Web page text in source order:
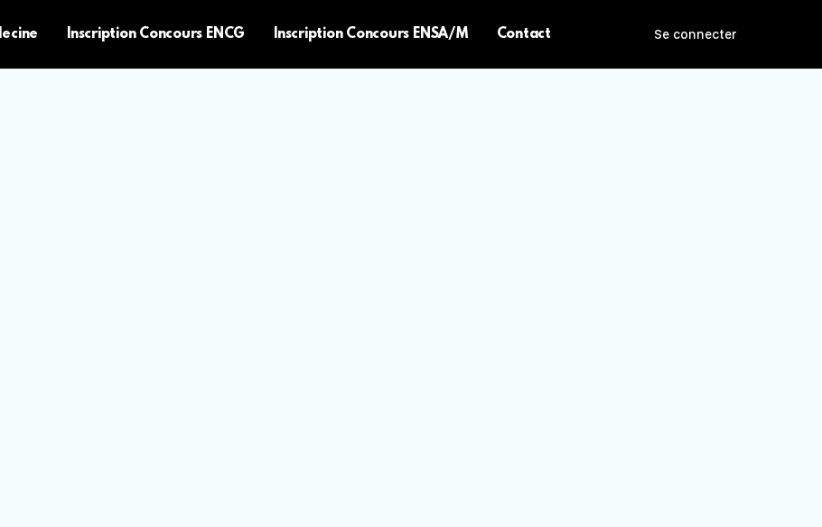
Inscription Concours ENCG Inscription Concours ENSA/M Contact Se connecter